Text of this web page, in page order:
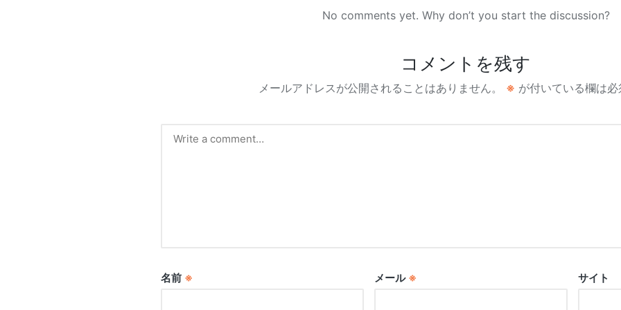
No comments yet. Why don’t you start the discussion?
コメントを残す
メールアドレスが公開されることはありません。 ※ が付いている欄は
名前 ※ メール ※ サイト